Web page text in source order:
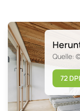
Quelle:
72 DPI